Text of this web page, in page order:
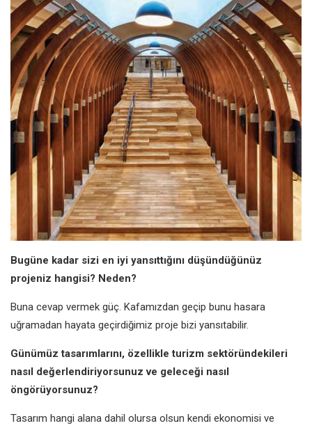
Bugüne kadar sizi en iyi yansıttığını düşündüğünüz
projeniz hangisi? Neden?
Buna cevap vermek güç. Kafamızdan geçip bunu hasara
uğramadan hayata geçirdiğimiz proje bizi yansıtabilir.
Günümüz tasarımlarını, özellikle turizm sektöründekileri
nasıl değerlendiriyorsunuz ve geleceği nasıl
öngörüyorsunuz?
Tasarım hangi alana dahil olursa olsun kendi ekonomisi ve